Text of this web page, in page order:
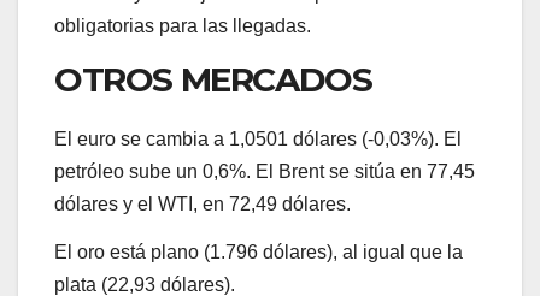
obligatorias para las llegadas.
OTROS MERCADOS
El euro se cambia a 1,0501 dólares (-0,03%). El
petróleo sube un 0,6%. El Brent se sitúa en 77,45
dólares y el WTI, en 72,49 dólares.
El oro está plano (1.796 dólares), al igual que la
plata (22,93 dólares).